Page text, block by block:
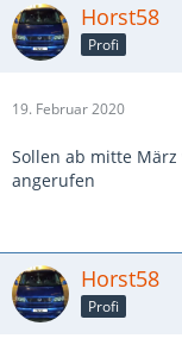
Horst58
Profi
19. Februar 2020
Sollen ab mitte
angerufen
Horst58
Profi